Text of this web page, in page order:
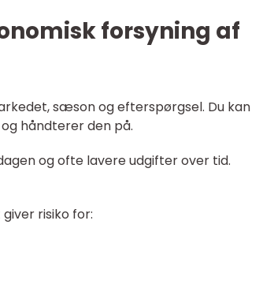
forsyning af
sæson og efterspørgsel. Du kan
håndterer den på.
og ofte lavere udgifter over tid.
risiko for: